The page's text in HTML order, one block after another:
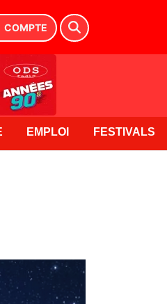
COMPTE
EMPLOI FESTIVALS